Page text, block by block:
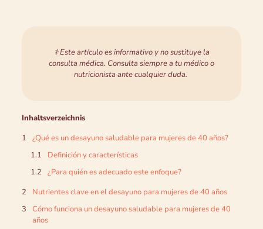
⚕️ Este artículo es informativo y no sustituye la
consulta médica. Consulta siempre a tu médico o
nutricionista ante cualquier duda.
Inhaltsverzeichnis
¿Qué es un desayuno saludable para mujeres de 40 años?
Definición y características
¿Para quién es adecuado este enfoque?
Nutrientes clave en el desayuno para mujeres de 40 años
Cómo funciona un desayuno saludable para mujeres de 40
años